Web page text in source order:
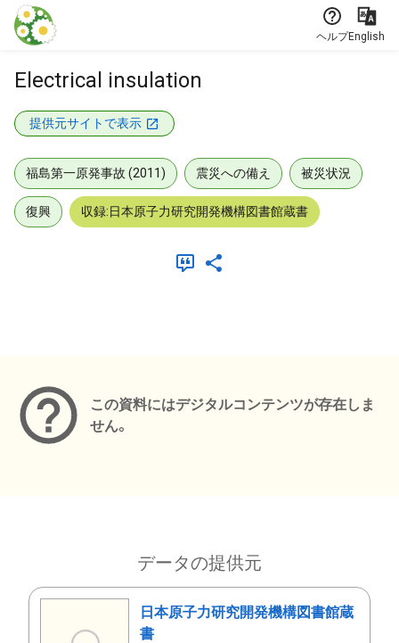
本文に飛ぶ
ヘルプEnglish
Electrical insulation
提供元サイトで表示
福島第一原発事故 (2011) 震災への備え 被災状況
復興 収録:日本原子力研究開発機構図書館蔵書
この資料にはデジタルコンテンツが存在しま
せん。
データの提供元
日本原子力研究開発機構図書館蔵
書